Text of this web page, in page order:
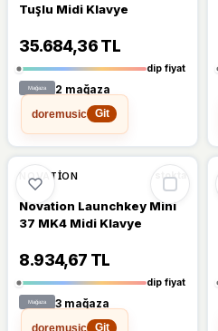
Tuşlu Midi Klavye
35.684,36 TL
dip fiyat
2 mağaza
doremusic
Git
%24 %24 DÜŞTÜ
NOVATION stokta
Novation Launchkey Mini
37 MK4 Midi Klavye
8.934,67 TL
dip fiyat
3 mağaza
doremusic
Git